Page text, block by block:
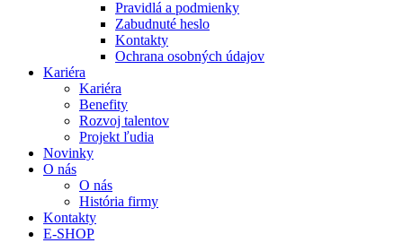
Pravidlá a podmienky
Zabudnuté heslo
Kontakty
Ochrana osobných údajov
Kariéra
Kariéra
Benefity
Rozvoj talentov
Projekt ľudia
Novinky
O nás
O nás
História firmy
Kontakty
E-SHOP